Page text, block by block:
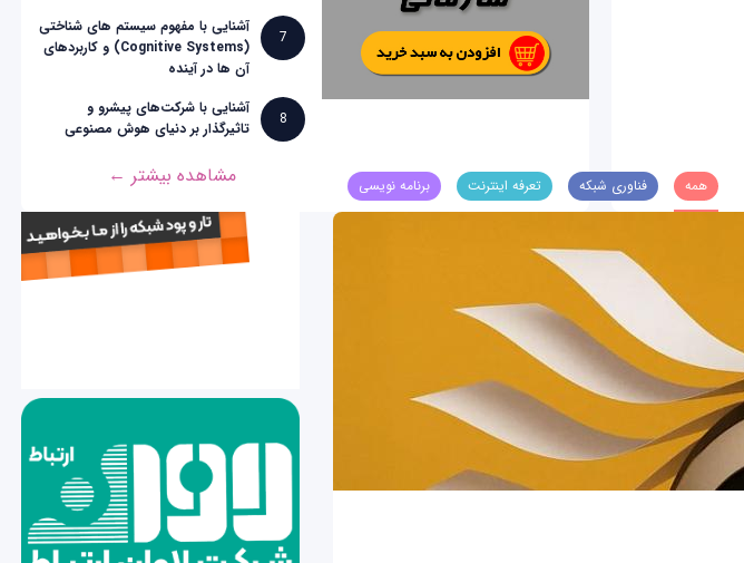
7
آشنایی با مفهوم سیستم های شناختی
(Cognitive Systems) و کاربردهای
آن ها در آینده
8
آشنایی با شرکت‌های پیشرو و
تاثیرگذار بر دنیای هوش مصنوعی
مشاهده بیشتر ← همه فناوری شبکه تعرفه اینترنت برنامه نویسی